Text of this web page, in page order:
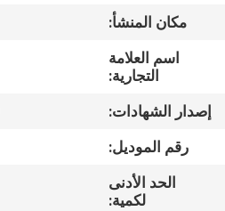
حول
جولة
المعمل
مكان المنشأ:
اسم العلامة
التجارية:
إصدار الشهادات:
رقم الموديل:
الحد الأدنى
لكمية: